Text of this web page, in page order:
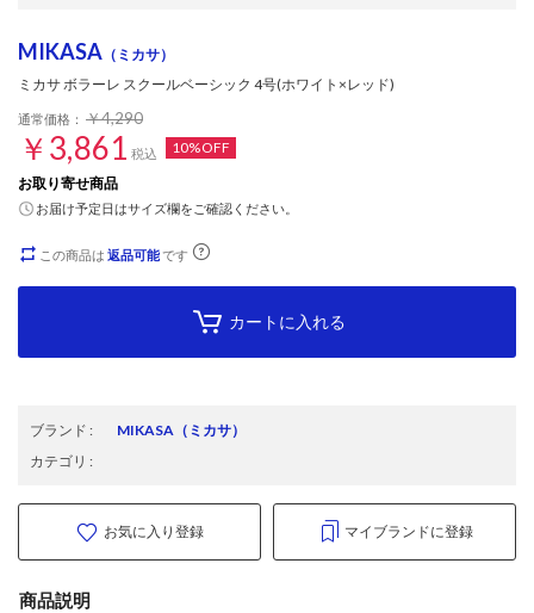
MIKASA （ミカサ）
ミカサ ボラーレ スクールベーシック 4号(ホワイト×レッド)
通常価格： ￥4,290
￥3,861 税込
10%OFF
お取り寄せ商品
お届け予定日はサイズ欄をご確認ください。
この商品は 返品可能です
カートに入れる
ブランド : MIKASA （ミカサ）
カテゴリ :
お気に入り登録 マイブランドに登録
商品説明